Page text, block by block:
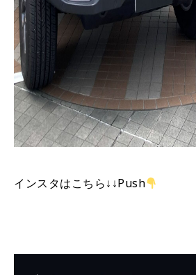
インスタはこちら↓↓Push